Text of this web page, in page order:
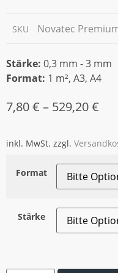
SKU Novatec
Stärke: 0,3 mm - 3 mm
Format: 1 m², A3, A4
7,80€ – 529,20€
inkl. MwSt. zzgl.
Format
Stärke